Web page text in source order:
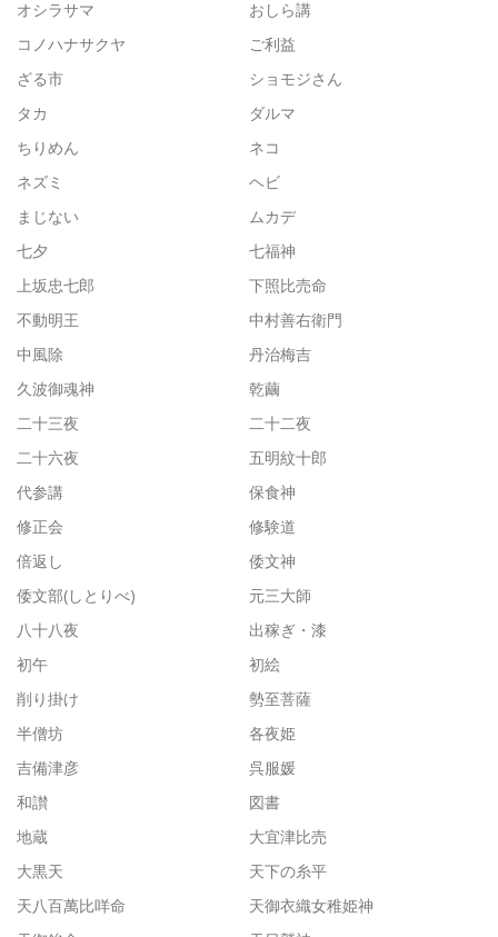
オシラサマ
おしら講
コノハナサクヤ
ご利益
ざる市
ショモジさん
タカ
ダルマ
ちりめん
ネコ
ネズミ
ヘビ
まじない
ムカデ
七夕
七福神
上坂忠七郎
下照比売命
不動明王
中村善右衛門
中風除
丹治梅吉
久波御魂神
乾繭
二十三夜
二十二夜
二十六夜
五明紋十郎
代参講
保食神
修正会
修験道
倍返し
倭文神
倭文部(しとりべ)
元三大師
八十八夜
出稼ぎ・漆
初午
初絵
削り掛け
勢至菩薩
半僧坊
各夜姫
吉備津彦
呉服媛
和讃
図書
地蔵
大宜津比売
大黒天
天下の糸平
天八百萬比咩命
天御衣織女稚姫神